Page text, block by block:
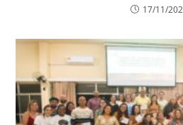
17/11/